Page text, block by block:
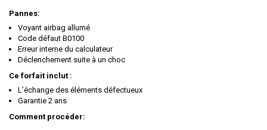
Pannes:
Voyant airbag allumé
Code défaut B0100
Erreur interne du calculateur
Déclenchement suite à un choc
Ce forfait inclut :
L’échange des éléments défectueux
Garantie 2 ans
Comment procéder: